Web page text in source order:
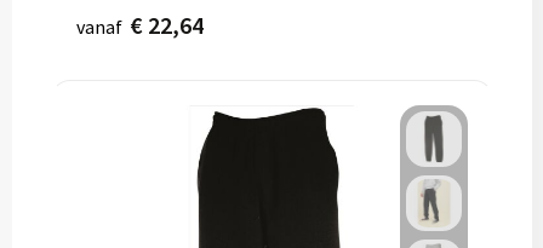
vanaf € 22,64